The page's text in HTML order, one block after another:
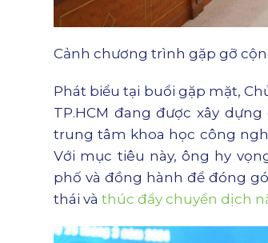
Cảnh chương trình gặp gỡ
Phát biểu tại buổi gặp mặt,
TP.HCM đang được xây
trung tâm khoa học công
Với mục tiêu này, ông hy
phố và đồng hành để đóng
thái và thúc đẩy chuyển dịch